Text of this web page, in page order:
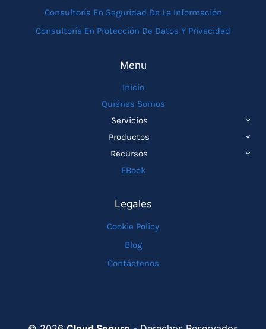
Consultoría En Seguridad De La Información
Consultoría En Protección De Datos Y Privacidad
Menu
Inicio
Quiénes Somos
Servicios
HIJO
Productos
HIJO
Recursos
EBook
Legales
Cookie Policy
Blog
Contáctenos